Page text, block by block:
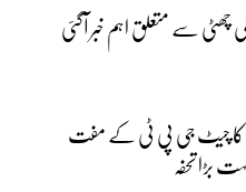
چیٹ جی پی ٹی کے مفت
بڑا تحفہ